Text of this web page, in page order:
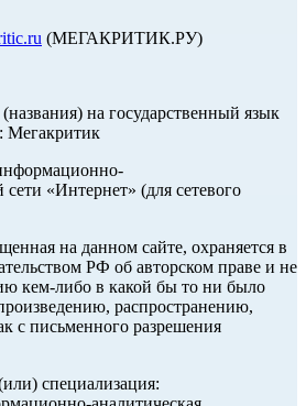
(МЕГАКРИТИК.РУ)
на государственный язык
Мегакритик
«Интернет» (для сетевого
на данном сайте, охраняется в
РФ об авторском праве и не
кем-либо в какой бы то ни было
распространению,
с письменного разрешения
специализация: